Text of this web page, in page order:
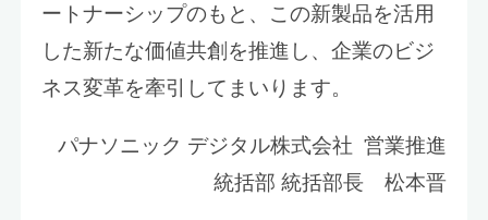
ートナーシップのもと、この新製品を活用
した新たな価値共創を推進し、企業のビジ
ネス変革を牽引してまいります。
パナソニック デジタル株式会社 営業推進
統括部 統括部長 松本晋